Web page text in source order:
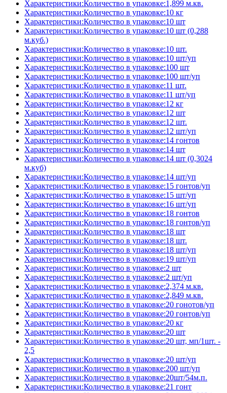
Характеристики:Количество в упаковке:1,899 м.кв.
Характеристики:Количество в упаковке:10 кг
Характеристики:Количество в упаковке:10 шт
Характеристики:Количество в упаковке:10 шт (0,288
м.куб.)
Характеристики:Количество в упаковке:10 шт.
Характеристики:Количество в упаковке:10 шт/уп
Характеристики:Количество в упаковке:100 шт
Характеристики:Количество в упаковке:100 шт/уп
Характеристики:Количество в упаковке:11 шт.
Характеристики:Количество в упаковке:11 шт/уп
Характеристики:Количество в упаковке:12 кг
Характеристики:Количество в упаковке:12 шт
Характеристики:Количество в упаковке:12 шт.
Характеристики:Количество в упаковке:12 шт/уп
Характеристики:Количество в упаковке:14 гонтов
Характеристики:Количество в упаковке:14 шт
Характеристики:Количество в упаковке:14 шт (0,3024
м.куб)
Характеристики:Количество в упаковке:14 шт/уп
Характеристики:Количество в упаковке:15 гонтов/уп
Характеристики:Количество в упаковке:15 шт/уп
Характеристики:Количество в упаковке:16 шт/уп
Характеристики:Количество в упаковке:18 гонтов
Характеристики:Количество в упаковке:18 гонтов/уп
Характеристики:Количество в упаковке:18 шт
Характеристики:Количество в упаковке:18 шт.
Характеристики:Количество в упаковке:18 шт/уп
Характеристики:Количество в упаковке:19 шт/уп
Характеристики:Количество в упаковке:2 шт
Характеристики:Количество в упаковке:2 шт/уп
Характеристики:Количество в упаковке:2,374 м.кв.
Характеристики:Количество в упаковке:2,849 м.кв.
Характеристики:Количество в упаковке:20 гонотов/уп
Характеристики:Количество в упаковке:20 гонтов/уп
Характеристики:Количество в упаковке:20 кг
Характеристики:Количество в упаковке:20 шт
Характеристики:Количество в упаковке:20 шт, мп/1шт. -
2,5
Характеристики:Количество в упаковке:20 шт/уп
Характеристики:Количество в упаковке:200 шт/уп
Характеристики:Количество в упаковке:20шт/54м.п.
Характеристики:Количество в упаковке:21 гонт